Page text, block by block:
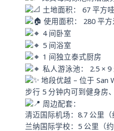
土地面积： 67 平方哇
使用面积： 280 平
4 间卧室
5 间浴室
1 间独立泰式厨房
私人游泳池： 2.5 × 9
地段优越 – 位于 San
步行 5 分钟内可到健身房
周边配套：
清迈国际机场：8.7 公里（
兰纳国际学校：5 公里（约